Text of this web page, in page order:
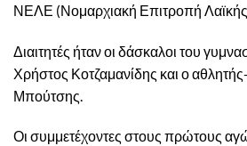
ΝΕΛΕ (Νομαρχιακή Επιτροπή
Διαιτητές ήταν οι δάσκαλοι του
Χρήστος Κοτζαμανίδης και ο
Μπούτσης.
Οι συμμετέχοντες στους πρώτους